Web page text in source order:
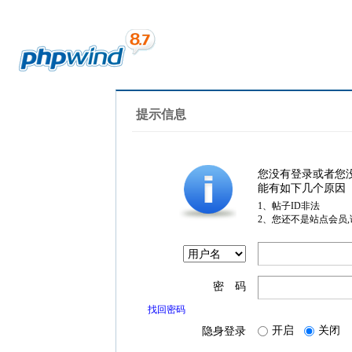
提示信息
您没有登录或者您
能有如下几个原因
1、帖子ID非法
2、您还不是站点会员
密 码
找回密码
隐身登录 开启 关闭